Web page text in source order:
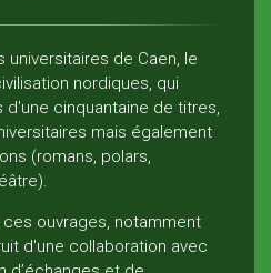
de Caen, le
nordiques, qui
d'une cinquantaine de titres,
mais également
(romans, polars,
ouvrages, notamment
d'une collaboration avec